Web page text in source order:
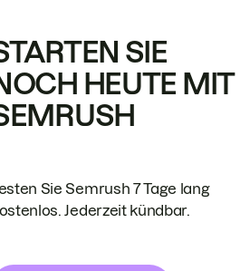
SIE
HEUTE MIT
Sie Semrush 7 Tage lang
Jederzeit kündbar.